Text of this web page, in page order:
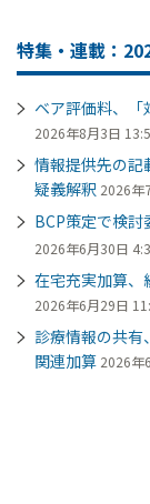
特集・連載：
ベア評価料、「
2026年8月3日
情報提供先の
疑義解釈 2026年
BCP策定で検
2026年6月30日
在宅充実加算、
2026年6月29日
診療情報の共
関連加算 2026年